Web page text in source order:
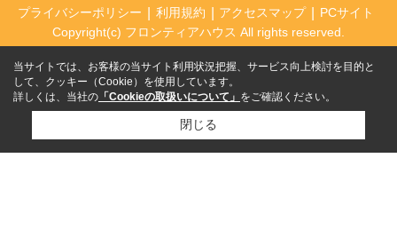
プライバシーポリシー 利用規約 アクセスマップ
PCサイト
Copyright(c) フロンティアハウス All rights reserved.
当サイトでは、お客様の当サイト利用状況把握、サービス向上検討を目的と
して、クッキー（Cookie）を使用しています。
詳しくは、当社の 「Cookieの取扱いについて」 をご確認ください。
閉じる